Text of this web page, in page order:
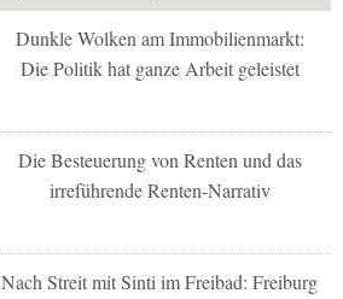
Dunkle Wolken am Immobilienmarkt:
Die Politik hat ganze Arbeit geleistet
Die Besteuerung von Renten und das
irreführende Renten-Narrativ
Nach Streit mit Sinti im Freibad: Freiburg